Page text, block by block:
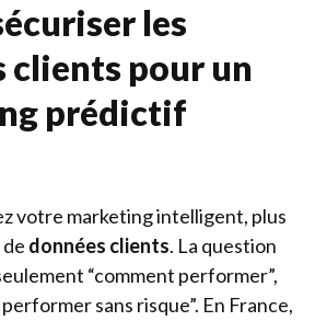
les
clients pour un
prédictif
votre marketing intelligent, plus
données clients. La question
“comment performer”,
sans risque”. En France,